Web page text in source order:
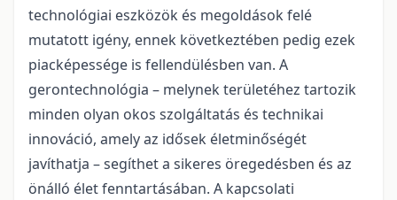
technológiai eszközök és megoldások felé
mutatott igény, ennek következtében pedig ezek
piacképessége is fellendülésben van. A
gerontechnológia – melynek területéhez tartozik
minden olyan okos szolgáltatás és technikai
innováció, amely az idősek életminőségét
javíthatja – segíthet a sikeres öregedésben és az
önálló élet fenntartásában. A kapcsolati